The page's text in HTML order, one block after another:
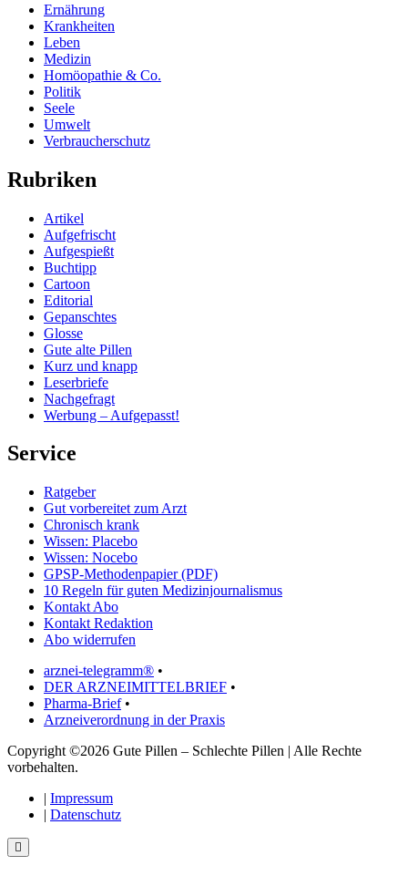
Ernährung
Krankheiten
Leben
Medizin
Homöopathie & Co.
Politik
Seele
Umwelt
Verbraucherschutz
Rubriken
Artikel
Aufgefrischt
Aufgespießt
Buchtipp
Cartoon
Editorial
Gepanschtes
Glosse
Gute alte Pillen
Kurz und knapp
Leserbriefe
Nachgefragt
Werbung – Aufgepasst!
Service
Ratgeber
Gut vorbereitet zum Arzt
Chronisch krank
Wissen: Placebo
Wissen: Nocebo
GPSP-Methodenpapier (PDF)
10 Regeln für guten Medizinjournalismus
Kontakt Abo
Kontakt Redaktion
Abo widerrufen
arznei-telegramm® •
DER ARZNEIMITTELBRIEF •
Pharma-Brief•
Arzneiverordnung in der Praxis
Copyright ©2026 Gute Pillen – Schlechte Pillen | Alle Rechte
vorbehalten.
| Impressum
| Datenschutz